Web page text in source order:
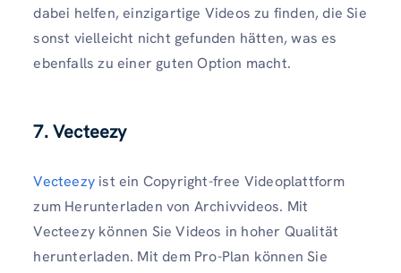
dabei helfen, einzigartige Videos zu finden, die Sie
sonst vielleicht nicht gefunden hätten, was es
ebenfalls zu einer guten Option macht.
7. Vecteezy
Vecteezy ist ein Copyright-free Videoplattform
zum Herunterladen von Archivvideos. Mit
Vecteezy können Sie Videos in hoher Qualität
herunterladen. Mit dem Pro-Plan können Sie